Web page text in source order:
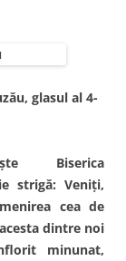
glasul al 4-
Biserica
strigă: Veniți,
cea de
dintre noi
minunat,